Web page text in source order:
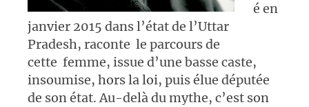
é en
janvier 2015 dans l’état de l’Uttar
Pradesh, raconte le parcours de
cette femme, issue d’une basse caste,
insoumise, hors la loi, puis élue députée
de son état. Au-delà du mythe, c’est son